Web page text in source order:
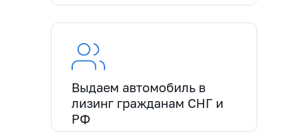
Выдаем автомобиль в
лизинг гражданам СНГ и
РФ